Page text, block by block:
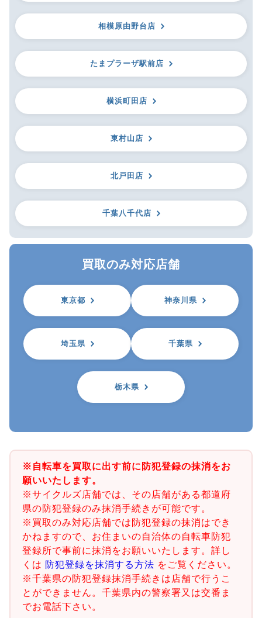
相模原由野台店
たまプラーザ駅前店
横浜町田店
東村山店
北戸田店
千葉八千代店
買取のみ対応店舗
東京都 神奈川県
埼玉県 千葉県
栃木県
※自転車を買取に出す前に防犯登録の抹消をお
願いいたします。
※サイクルズ店舗では、その店舗がある都道府
県の防犯登録のみ抹消手続きが可能です。
※買取のみ対応店舗では防犯登録の抹消はでき
かねますので、お住まいの自治体の自転車防犯
登録所で事前に抹消をお願いいたします。詳し
くは 防犯登録を抹消する方法 をご覧ください。
※千葉県の防犯登録抹消手続きは店舗で行うこ
とができません。千葉県内の警察署又は交番ま
でお電話下さい。